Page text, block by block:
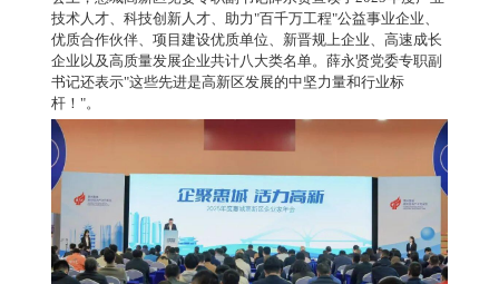
技术人才、科技创新人才、助力"百千万工程"公益事业企业、
优质合作伙伴、项目建设优质单位、新晋规上企业、高速成长
企业以及高质量发展企业共计八大类名单。薛永贤党委专职副
书记还表示"这些先进是高新区发展的中坚力量和行业标
杆！"。